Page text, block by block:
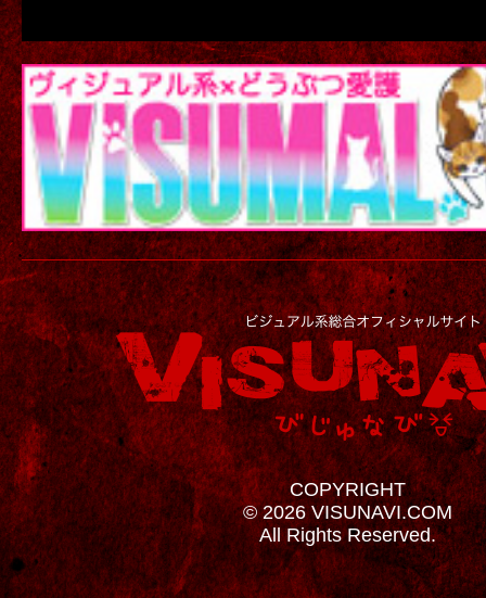
COPYRIGHT
© 2026 VISUNAVI.COM
All Rights Reserved.